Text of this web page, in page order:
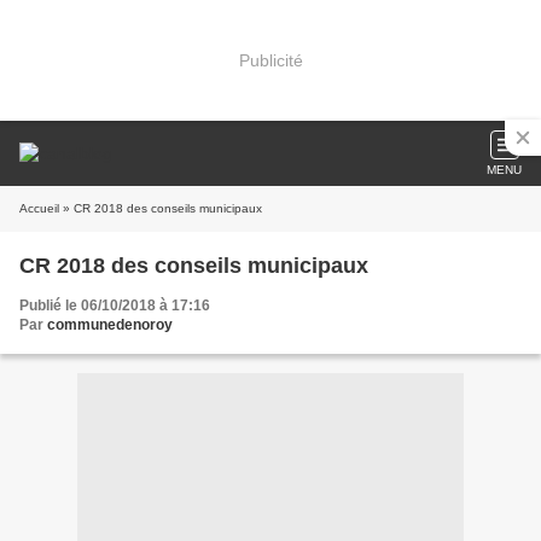
Publicité
MENU
Accueil » CR 2018 des conseils municipaux
CR 2018 des conseils municipaux
Publié le 06/10/2018 à 17:16
Par communedenoroy